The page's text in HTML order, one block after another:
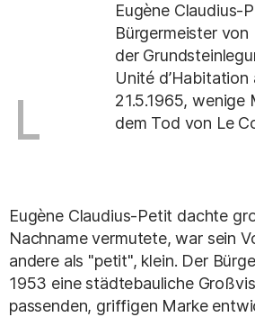
Eugène Claudius-
Bürgermeister von
der
Unité d’Habitation
21.5.1965, wenige
dem Tod von Le
Eugène Claudius-Petit dachte
Nachname vermutete, war sein
andere als "petit", klein. Der
1953 eine städtebauliche
passenden, griffigen Marke